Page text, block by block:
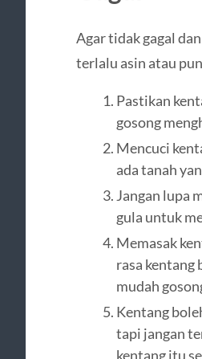
Agar tidak gagal
terlalu asin atau
Pastikan
gosong
Mencuci
ada tanah
Jangan lupa
gula untuk
Memasak
rasa kentang
mudah
Kentang
tapi jangan
kentang itu